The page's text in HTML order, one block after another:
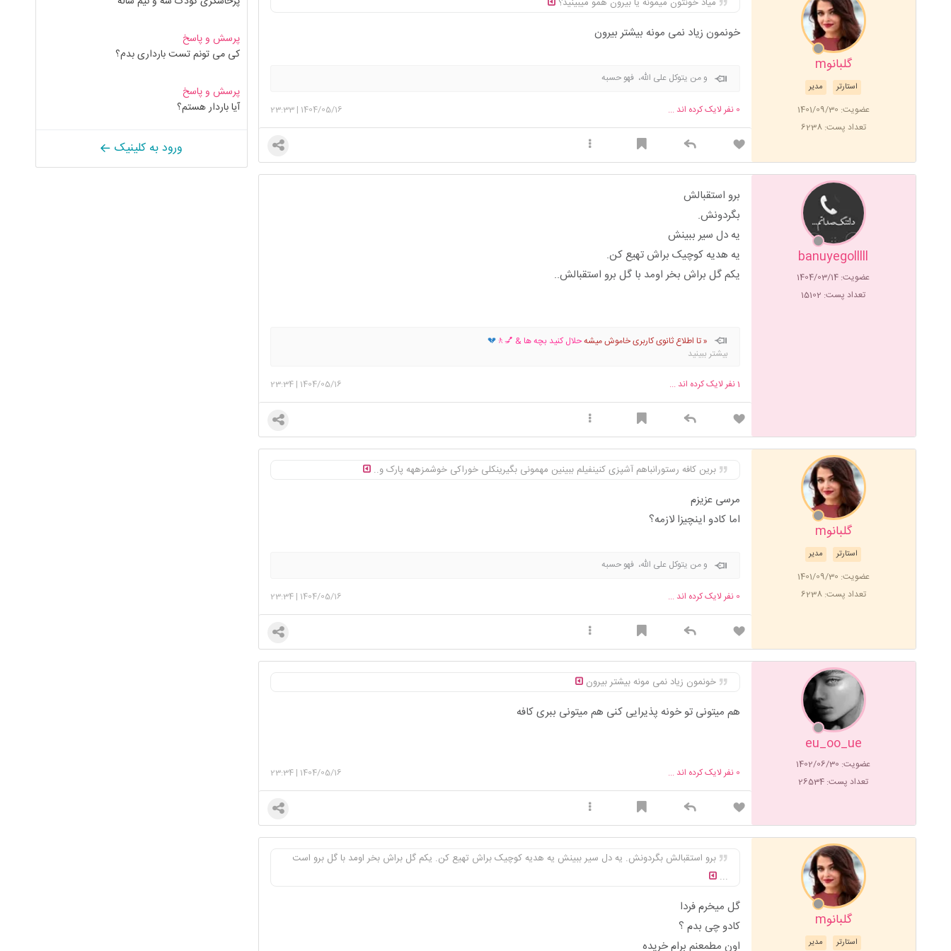
گلبانوm
مدیر استارتر
عضویت: 1401/09/30
تعداد پست: 6238
خونمون زیاد نمی مونه بیشتر بیرون
و من یتوکل علی الله، فهو حسبه
1404/05/16
|
23:33 0 نفر لایک کرده اند ...
banuyegolllll
عضویت: 1404/03/14
تعداد پست: 15102
برو استقبالش
بگردونش.
یه دل سیر ببینش
یه هدیه کوچیک براش تهیع کن.
یکم گل براش بخر اومد با گل برو استقبالش..
« تا اطلاع ثانوی کاربری خاموش میشهحلال کنید بچه ها & 💅🚶💔
بیشتر ببینید
1404/05/16
|
23:34 1نفر لایک کرده اند ...
گلبانوm
مدیر استارتر
عضویت: 1401/09/30
تعداد پست: 6238
برین کافه رستورانباهم آشپزی کنینفیلم ببینین مهمونی بگیرینکلی خوراکی خوشمزههه پارک و..
مرسی عزیزم
اما کادو اینچیزا لازمه؟
و من یتوکل علی الله، فهو حسبه
1404/05/16
|
23:34 0 نفر لایک کرده اند ...
eu_oo_ue
عضویت: 1402/06/30
تعداد پست: 26534
خونمون زیاد نمی مونه بیشتر بیرون
هم میتونی تو خونه پذیرایی کنی هم میتونی ببری کافه
1404/05/16
|
23:34 0 نفر لایک کرده اند ...
گلبانوm
مدیر استارتر
برو استقبالش بگردونش. یه دل سیر ببینش یه هدیه کوچیک براش تهیع کن. یکم گل براش بخر اومد با گل برو است
...
گل میخرم فردا
کادو چی بدم ؟
اون مطمعنم برام خریده
پرسش و پاسخ
کی می تونم تست بارداری بدم؟
پرسش و پاسخ
آیا باردار هستم؟
ورود به کلینیک